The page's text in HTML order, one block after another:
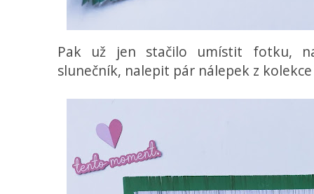
Pak už jen stačilo umístit fotku,
slunečník, nalepit pár nálepek z